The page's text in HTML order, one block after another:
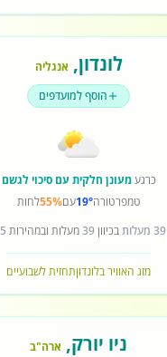
לונדון, אנגליה
הוסף למועדפים
כרגעמעונן חלקית עם סיכוי לגשם
טמפרטורה19°עם55%לחות
39 מעלות בכיוון39מעלות ובמהירות 5
מזג האוויר בלונדוןתחזית לשבועיים
ניו יורק, ארה"ב